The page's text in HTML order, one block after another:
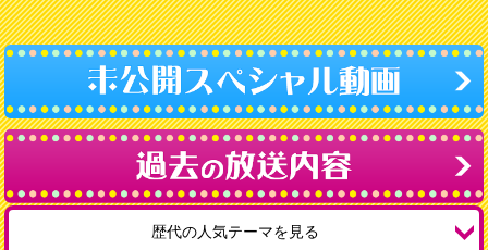
歴代の人気テーマを見る